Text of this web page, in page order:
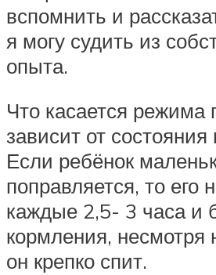
вспомнить и
я могу судить из
опыта.
Что касается режима
зависит от
Если ребёнок
поправляется, то его
каждые 2,5- 3 часа и
кормления, несмотря
он крепко спит.